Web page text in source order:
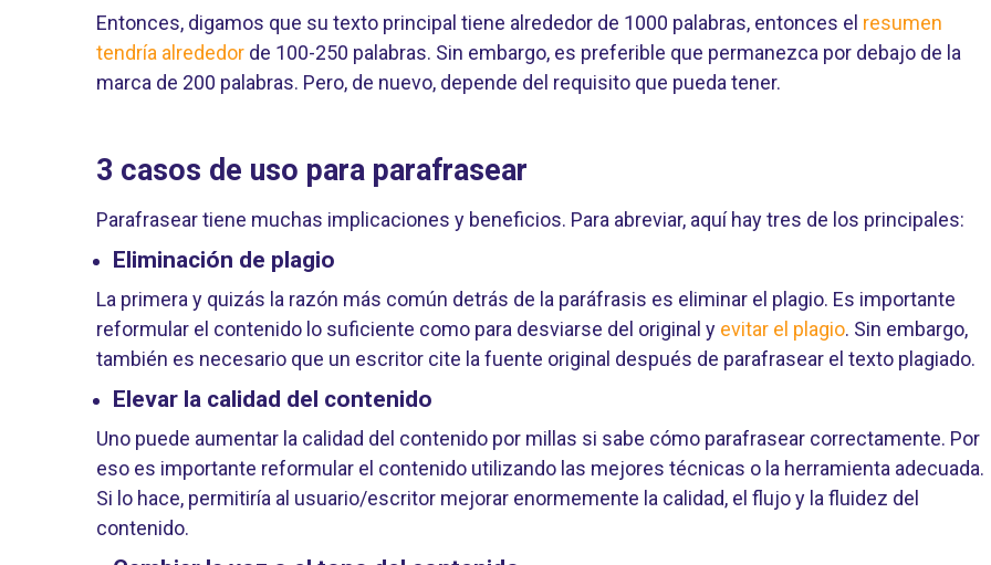
Entonces, digamos que su texto principal tiene alrededor de 1000 palabras, entonces el resumen
tendría alrededor de 100-250 palabras. Sin embargo, es preferible que permanezca por debajo de la
marca de 200 palabras. Pero, de nuevo, depende del requisito que pueda tener.
3 casos de uso para parafrasear
Parafrasear tiene muchas implicaciones y beneficios. Para abreviar, aquí hay tres de los principales:
Eliminación de plagio
La primera y quizás la razón más común detrás de la paráfrasis es eliminar el plagio. Es importante
reformular el contenido lo suficiente como para desviarse del original y evitar el plagio. Sin embargo,
también es necesario que un escritor cite la fuente original después de parafrasear el texto plagiado.
Elevar la calidad del contenido
Uno puede aumentar la calidad del contenido por millas si sabe cómo parafrasear correctamente. Por
eso es importante reformular el contenido utilizando las mejores técnicas o la herramienta adecuada.
Si lo hace, permitiría al usuario/escritor mejorar enormemente la calidad, el flujo y la fluidez del
contenido.